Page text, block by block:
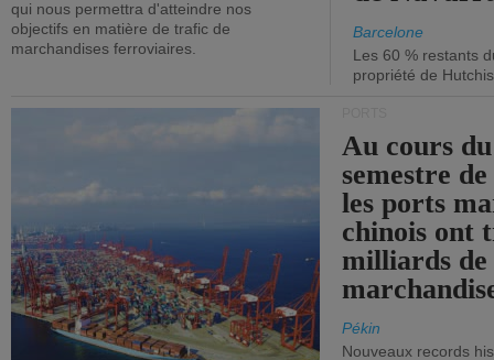
qui nous permettra d'atteindre nos
objectifs en matière de trafic de
marchandises ferroviaires.
Barcelone
Les 60 % restants
propriété de
Au cours
semestre
les ports
chinois ont
milliards de
Pékin
Nouveaux records